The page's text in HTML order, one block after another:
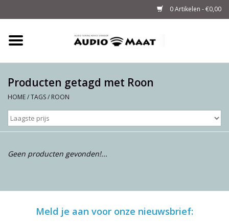
0 Artikelen - €0,00
Tuning
Powerstrips
Producten getagd met Roon
HOME/TAGS/ ROON
Geen producten gevonden!...
Meld je aan voor onze nieuwsbrief: